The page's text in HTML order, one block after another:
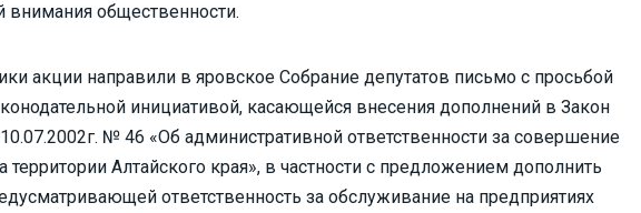
внимания общественности.
акции направили в яровское Собрание депутатов письмо с просьбой
инициативой, касающейся внесения дополнений в Закон
№ 46 «Об административной ответственности за совершение
территории Алтайского края», в частности с предложением дополнить
ответственность за обслуживание на предприятиях